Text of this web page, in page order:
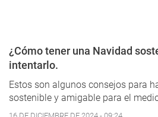
¿Cómo tener una Navidad
intentarlo.
Estos son algunos consejos para
sostenible y amigable para el